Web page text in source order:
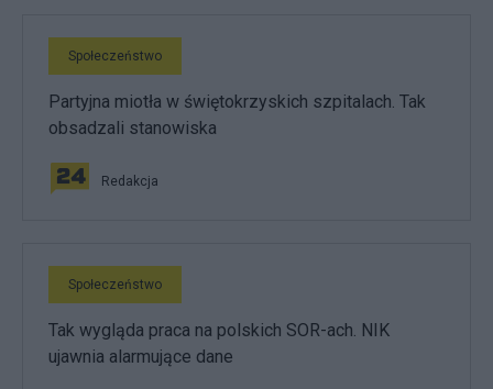
Społeczeństwo
Partyjna miotła w świętokrzyskich szpitalach. Tak
obsadzali stanowiska
Redakcja
Społeczeństwo
Tak wygląda praca na polskich SOR-ach. NIK
ujawnia alarmujące dane